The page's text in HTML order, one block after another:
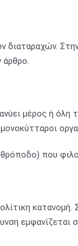
διαταραχών.
άρθρο.
μέρος ή
που
κατανομή.
εμφανίζεται